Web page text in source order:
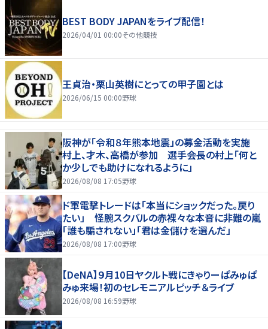
BEST BODY JAPANをライブ配信！
2026/04/01 00:00その他競技
王貞治・栗山英樹にとっての甲子園とは
2026/06/15 00:00野球
阪神が「令和８年熊本地震」の募金活動を実施
村上、才木、高橋が参加 選手会長の村上「何と
か少しでも助けになれるように」
2026/08/08 17:05野球
ド軍電撃トレードは「本当にショックだった。戻り
たい」 怪腕スクバルの赤裸々な本音に非難の嵐
「誰も騙されない」「君は金儲けを選んだ」
2026/08/08 17:00野球
【DeNA】９月10日ヤクルト戦にきゃりーぱみゅぱ
みゅ来場！初のセレモニアルピッチ＆ライブ
2026/08/08 16:59野球